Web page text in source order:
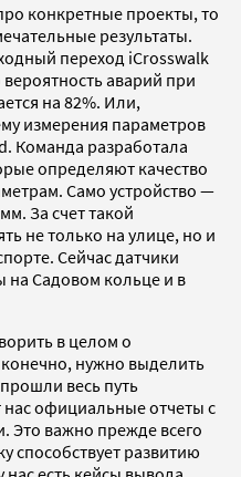
конкретные проекты, то
результаты.
переход iCrosswalk
аварий при
на 82%. Или,
измерения параметров
Команда разработала
определяют качество
Само устройство —
За счет такой
не только на улице, но и
Сейчас датчики
на Садовом кольце и в
в целом о
конечно, нужно выделить
весь путь
официальные отчеты с
важно прежде всего
способствует развитию